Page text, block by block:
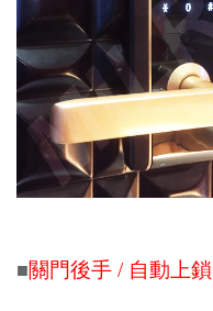
■關門後手 / 自動上鎖